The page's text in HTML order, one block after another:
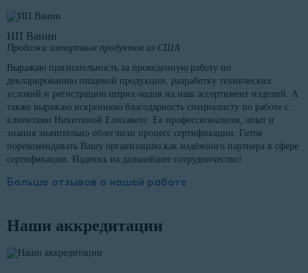
ИП Ванин
Продажа импортных продуктов из США
Выражаю признательность за проведенную работу по
декларированию пищевой продукции, разработку технических
условий и регистрацию штрих-кодов на наш ассортимент изделий. А
также выражаю искреннюю благодарность специалисту по работе с
клиентами Никитиной Елизавете. Ее профессионализм, опыт и
знания значительно облегчили процесс сертификации. Готов
порекомендовать Вашу организацию как надёжного партнера в сфере
сертификации. Надеюсь на дальнейшее сотрудничество!
Больше отзывов о нашей работе
Наши аккредитации